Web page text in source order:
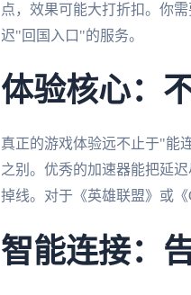
点，效果可能大打折扣。你
迟"回国入口"的服务。
体验核心：
真正的游戏体验远不止于"能
之别。优秀的加速器能把延
掉线。对于《英雄联盟》或
智能连接：